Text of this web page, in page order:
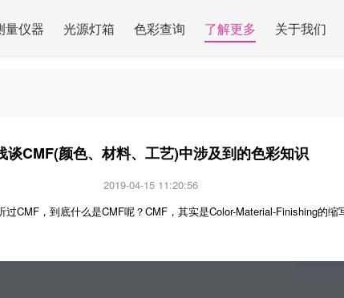
量仪器 光源灯箱 色彩查询 了解更多 关于我们
谈CMF(颜色、材料、工艺)中涉及到的色彩知识
2019-04-15 11:20:56
，到底什么是CMF呢？CMF，其实是Color-Material-Finishing的缩